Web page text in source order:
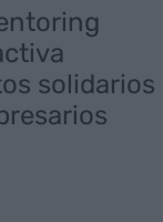
solidarios